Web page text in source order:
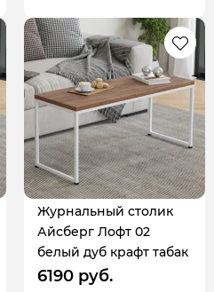
Журнальный столик
Айсберг Лофт 02
белый дуб крафт табак
6190 руб.